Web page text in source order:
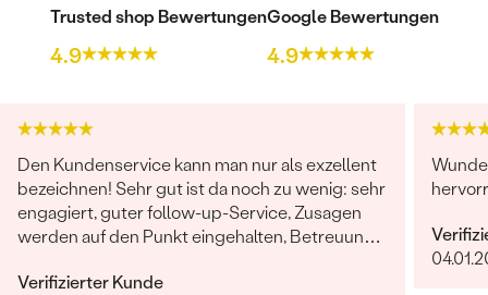
Trusted shop Bewertungen
4.9
Google Bewertungen
4.9
Den Kundenservice kann man nur als exzellent
bezeichnen! Sehr gut ist da noch zu wenig: sehr
engagiert, guter follow-up-Service, Zusagen
werden auf den Punkt eingehalten, Betreuung
Verifizierter Kunde